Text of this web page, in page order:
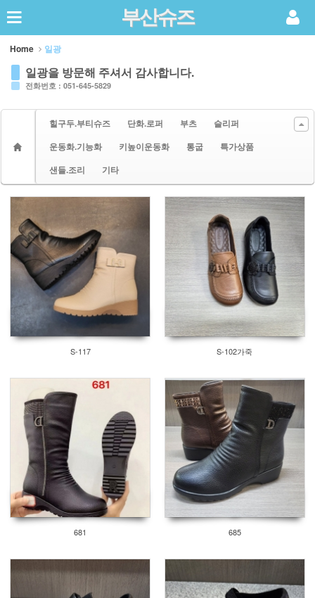
부산슈즈
Home 일광
일광을 방문해 주셔서 감사합니다.
전화번호 : 051-645-5829
힐구두.부티슈즈 단화.로퍼 부츠
슬리퍼
운동화.기능화
키높이운동화 통굽
특가상품
샌들.조리
기타
S-117 S-102가죽
681 685
Sketchbook5, 스케치북5
Sketchbook5, 스케치북5